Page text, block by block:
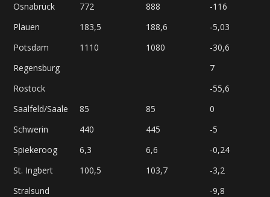
Osnabrück
772 888
-116
Plauen
183,5 188,6
-5,03
Potsdam
1110 1080
-30,6
Regensburg
7
Rostock
-55,6
Saalfeld/Saale
85 85
0
Schwerin
440 445
-5
Spiekeroog
6,3 6,6
-0,24
St. Ingbert
100,5 103,7
-3,2
Stralsund
-9,8